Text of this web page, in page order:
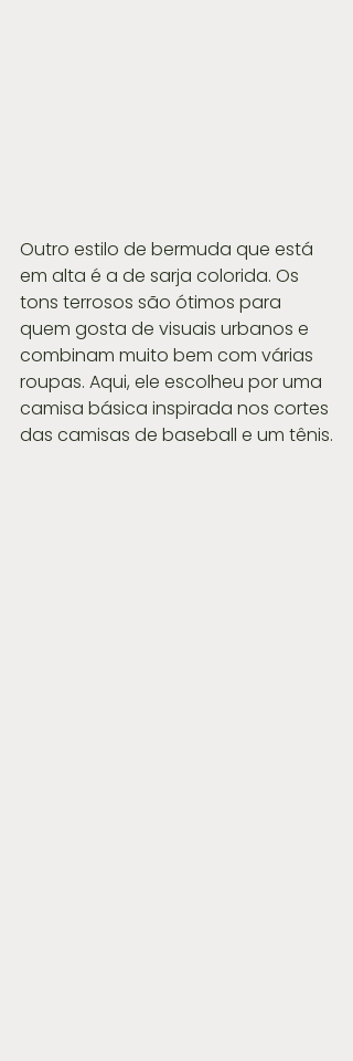
Outro estilo de bermuda que está
em alta é a de sarja colorida. Os
tons terrosos são ótimos para
quem gosta de visuais urbanos e
combinam muito bem com várias
roupas. Aqui, ele escolheu por uma
camisa básica inspirada nos cortes
das camisas de baseball e um tênis.